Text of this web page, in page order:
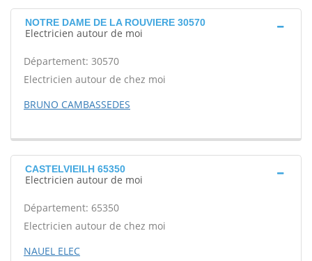
NOTRE DAME DE LA ROUVIERE 30570
Electricien autour de moi
Département: 30570
Electricien autour de chez moi
BRUNO CAMBASSEDES
CASTELVIEILH 65350
Electricien autour de moi
Département: 65350
Electricien autour de chez moi
NAUEL ELEC